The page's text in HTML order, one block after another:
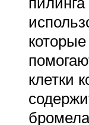
клетки